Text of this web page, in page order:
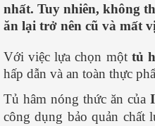
nhất. Tuy nhiên, không
ăn lại trở nên cũ và mất
Với việc lựa chọn một tủ
hấp dẫn và an toàn thực
Tủ hâm nóng thức ăn của
công dụng bảo quản chất